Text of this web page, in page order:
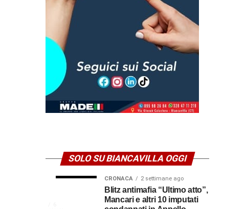
SOLO SU BIANCAVILLA OGGI
CRONACA 2 settimane ago
Blitz antimafia “Ultimo atto”,
Mancari e altri 10 imputati